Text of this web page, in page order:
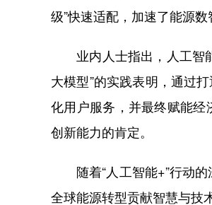
级”快速适配，加速了能源数
业内人士指出，人工智能
大模型”的实践表明，通过
化用户服务，并最终赋能经
创新能力的肯定。
随着“人工智能+”行动的
全球能源转型贡献智慧与技